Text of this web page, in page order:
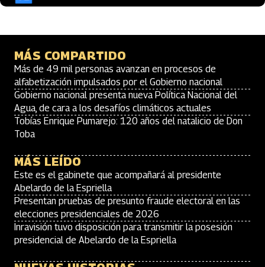
MÁS COMPARTIDO
Más de 49 mil personas avanzan en procesos de
alfabetización impulsados por el Gobierno nacional
Gobierno nacional presenta nueva Política Nacional del
Agua, de cara a los desafíos climáticos actuales
Tobías Enrique Pumarejo: 120 años del natalicio de Don
Toba
MÁS LEÍDO
Este es el gabinete que acompañará al presidente
Abelardo de la Espriella
Presentan pruebas de presunto fraude electoral en las
elecciones presidenciales de 2026
Inravisión tuvo disposición para transmitir la posesión
presidencial de Abelardo de la Espriella